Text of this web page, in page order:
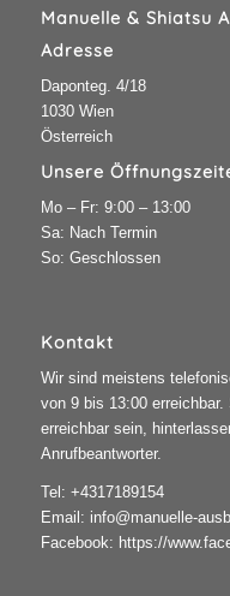
Manuelle & Shiatsu
Adresse
Daponteg. 4/18
1030 Wien
Österreich
Unsere
Mo – Fr: 9:00 – 13:00
Sa: Nach Termin
So: Geschlossen
Kontakt
Wir sind meistens
von 9 bis 13:00
erreichbar sein,
Anrufbeantworter.
Tel: +4317189154
Email: info@manuelle-
Facebook: https://